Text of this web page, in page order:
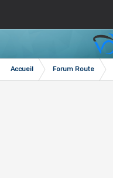
Accueil Forum Route